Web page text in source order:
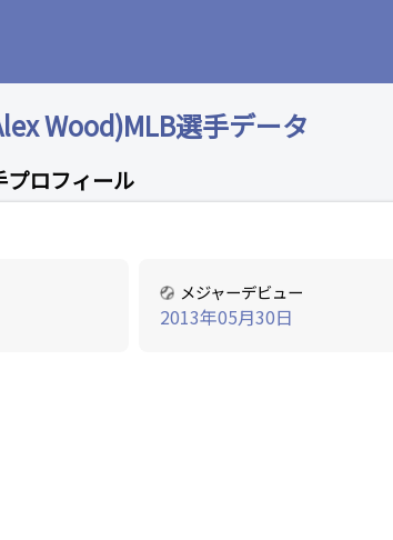
Wood)MLB選手データ
プロフィール
メジャーデビュー
2013年05月30日